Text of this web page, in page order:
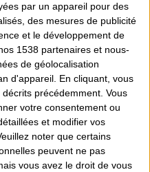
par un appareil pour des
des mesures de publicité
et le développement de
1538 partenaires et nous-
de géolocalisation
d'appareil. En cliquant, vous
précédemment. Vous
votre consentement ou
et modifier vos
noter que certains
peuvent ne pas
vous avez le droit de vous
€